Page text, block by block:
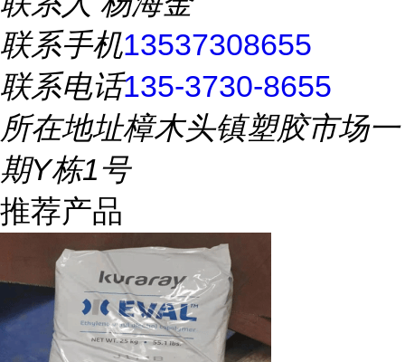
联系手机13537308655
联系电话135-3730-8655
所在地址樟木头镇塑胶市场一
期Y栋1号
推荐产品